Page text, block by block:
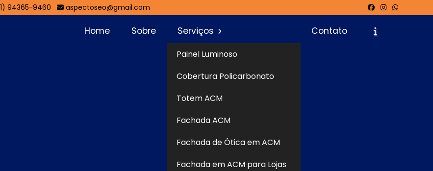
94365-9460 aspectoseo@gmail.com
Home Sobre Serviços
Painel Luminoso
Cobertura Policarbonato
Totem ACM
Fachada ACM
Fachada de Ótica em ACM
Fachada em ACM para Lojas
Contato
Solicite um Orçamento
Informações